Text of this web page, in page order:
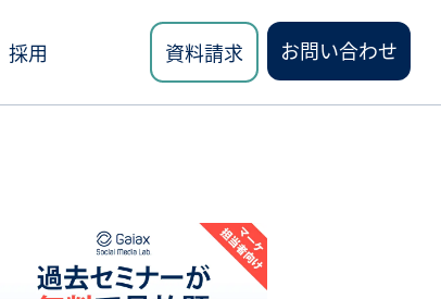
採用 資料請求 お問い合わせ